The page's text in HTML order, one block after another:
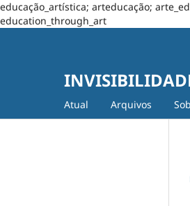
educação_artística; arteducação;
education_through_art
Atual Arquivos